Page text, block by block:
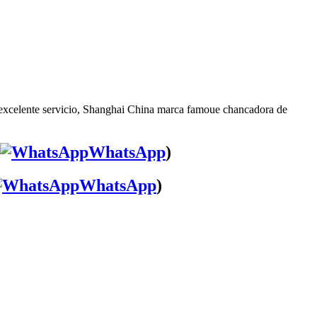
servicio, Shanghai China marca famoue chancadora de
WhatsApp)
WhatsApp)